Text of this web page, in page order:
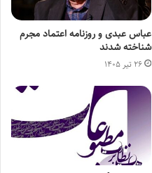
عباس عبدی و روزنامه اعتماد مجرم
شناخته شدند
۲۶ تیر ۱۴۰۵